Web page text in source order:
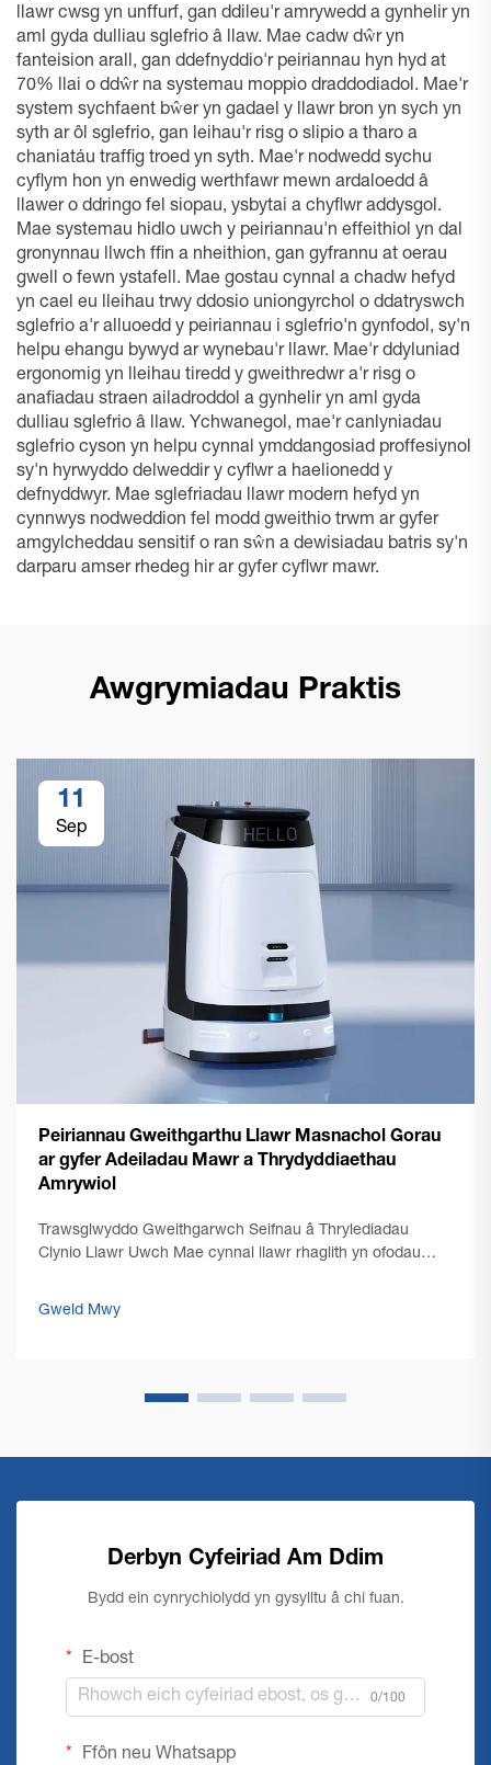
llawr cwsg yn unffurf, gan ddileu'r amrywedd a gynhelir yn
aml gyda dulliau sglefrio â llaw. Mae cadw dŵr yn
fanteision arall, gan ddefnyddio'r peiriannau hyn hyd at
70% llai o ddŵr na systemau moppio draddodiadol. Mae'r
system sychfaent bŵer yn gadael y llawr bron yn sych yn
syth ar ôl sglefrio, gan leihau'r risg o slipio a tharo a
chaniatáu traffig troed yn syth. Mae'r nodwedd sychu
cyflym hon yn enwedig werthfawr mewn ardaloedd â
llawer o ddringo fel siopau, ysbytai a chyflwr addysgol.
Mae systemau hidlo uwch y peiriannau'n effeithiol yn dal
gronynnau llwch ffin a nheithion, gan gyfrannu at oerau
gwell o fewn ystafell. Mae gostau cynnal a chadw hefyd
yn cael eu lleihau trwy ddosio uniongyrchol o ddatryswch
sglefrio a'r alluoedd y peiriannau i sglefrio'n gynfodol, sy'n
helpu ehangu bywyd ar wynebau'r llawr. Mae'r ddyluniad
ergonomig yn lleihau tiredd y gweithredwr a'r risg o
anafiadau straen ailadroddol a gynhelir yn aml gyda
dulliau sglefrio â llaw. Ychwanegol, mae'r canlyniadau
sglefrio cyson yn helpu cynnal ymddangosiad proffesiynol
sy'n hyrwyddo delweddir y cyflwr a haelionedd y
defnyddwyr. Mae sglefriadau llawr modern hefyd yn
cynnwys nodweddion fel modd gweithio trwm ar gyfer
amgylcheddau sensitif o ran sŵn a dewisiadau batris sy'n
darparu amser rhedeg hir ar gyfer cyflwr mawr.
Awgrymiadau Praktis
11
Sep
Peiriannau Gweithgarthu Llawr Masnachol Gorau
ar gyfer Adeiladau Mawr a Thrydyddiaethau
Amrywiol
Trawsglwyddo Gweithgarwch Seifnau â Thrylediadau
Clynio Llawr Uwch Mae cynnal llawr rhaglith yn ofodau
datrysiadau cryf a effeithiol. Mae peiriant glanhau llawr
Gweld Mwy
Derbyn Cyfeiriad Am Ddim
Bydd ein cynrychiolydd yn gysylltu â chi fuan.
E-bost
0/100
Ffôn neu Whatsapp